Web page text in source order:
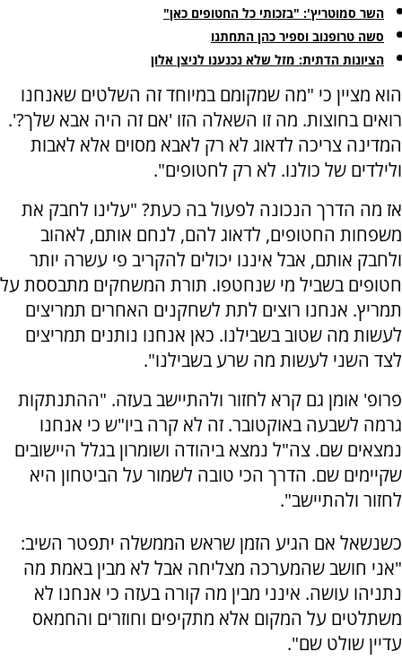
השר סמוטריץ': "בזכותי כל החטופים כאן"
סשה טרופנוב וספיר כהן התחתנו
הציונות הדתית: מזל שלא נכנענו לניצן אלון
הוא מציין כי "מה שמקומם במיוחד זה השלטים שאנחנו
רואים בחוצות. מה זו השאלה הזו 'אם זה היה אבא שלך?'.
המדינה צריכה לדאוג לא רק לאבא מסוים אלא לאבות
ולילדים של כולנו. לא רק לחטופים".
אז מה הדרך הנכונה לפעול בה כעת? "עלינו לחבק את
משפחות החטופים, לדאוג להם, לנחם אותם, לאהוב
ולחבק אותם, אבל איננו יכולים להקריב פי עשרה יותר
חטופים בשביל מי שנחטפו. תורת המשחקים מתבססת על
תמריץ. אנחנו רוצים לתת לשחקנים האחרים תמריצים
לעשות מה שטוב בשבילנו. כאן אנחנו נותנים תמריצים
לצד השני ‫לעשות מה שרע בשבילנו". ‫
פרופ' אומן גם קרא לחזור ולהתיישב בעזה. "ההתנתקות
גרמה לשבעה באוקטובר. זה לא קרה ביו"ש כי אנחנו
נמצאים שם. צה"ל נמצא ביהודה ושומרון בגלל היישובים
שקיימים שם. הדרך הכי טובה לשמור על הביטחון היא
לחזור ולהתיישב".
כשנשאל אם הגיע הזמן שראש הממשלה יתפטר השיב:
"אני חושב שהמערכה מצליחה אבל לא מבין באמת מה
נתניהו עושה. אינני מבין מה קורה בעזה כי אנחנו לא
משתלטים על המקום אלא מתקיפים וחוזרים והחמאס
עדיין שולט שם".